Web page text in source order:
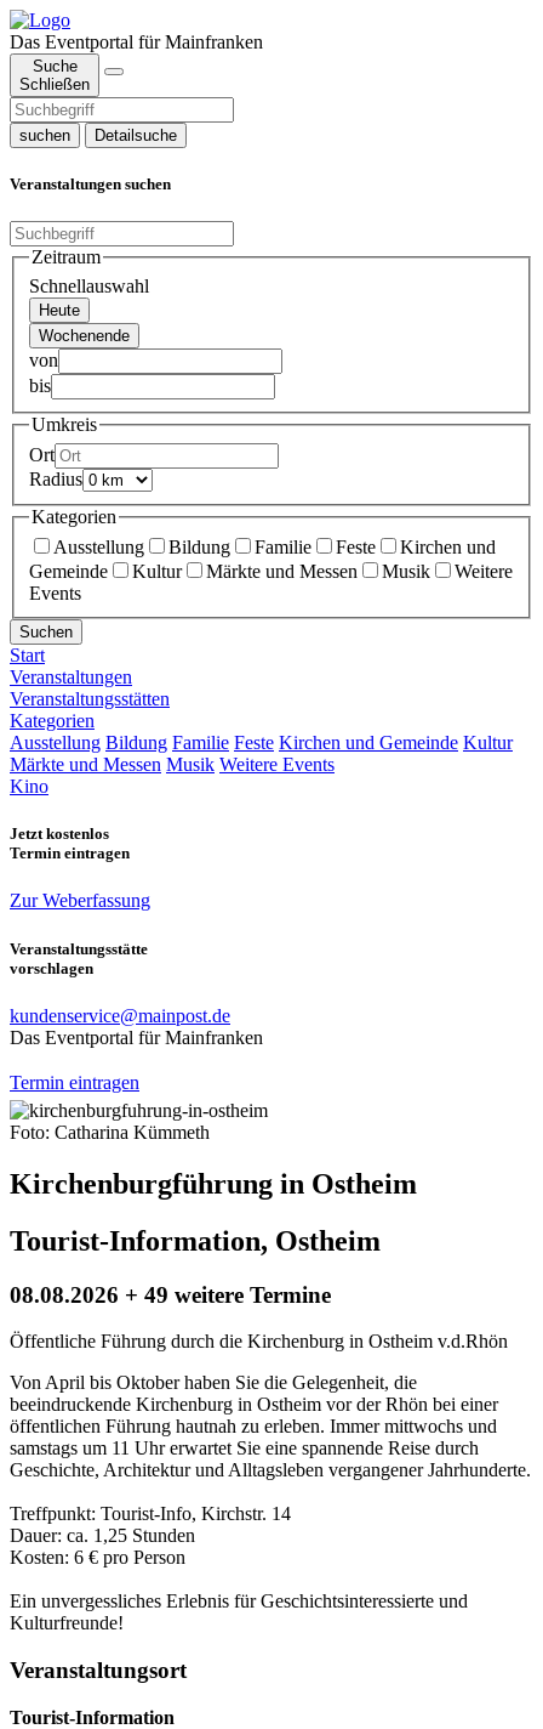
Das Eventportal für Mainfranken
Suche
Schließen
suchen Detailsuche
Veranstaltungen suchen
Zeitraum
Schnellauswahl
Heute
Wochenende
von
bis
Umkreis
Ort
Radius
Kategorien
Ausstellung
Bildung Familie Feste
Kirchen und
Gemeinde
Kultur Märkte und Messen Musik
Weitere
Events
Suchen
Start
Veranstaltungen
Veranstaltungsstätten
Kategorien
Ausstellung Bildung Familie Feste Kirchen und Gemeinde Kultur
Märkte und Messen Musik Weitere Events
Kino
Jetzt kostenlos
Termin eintragen
Zur Weberfassung
Veranstaltungsstätte
vorschlagen
kundenservice@mainpost.de
Das Eventportal für Mainfranken
Termin eintragen
Foto: Catharina Kümmeth
Kirchenburgführung in Ostheim
Tourist-Information, Ostheim
08.08.2026 + 49 weitere Termine
Öffentliche Führung durch die Kirchenburg in Ostheim v.d.Rhön
Von April bis Oktober haben Sie die Gelegenheit, die
beeindruckende Kirchenburg in Ostheim vor der Rhön bei einer
öffentlichen Führung hautnah zu erleben. Immer mittwochs und
samstags um 11 Uhr erwartet Sie eine spannende Reise durch
Geschichte, Architektur und Alltagsleben vergangener Jahrhunderte.
Treffpunkt: Tourist-Info, Kirchstr. 14
Dauer: ca. 1,25 Stunden
Kosten: 6 € pro Person
Ein unvergessliches Erlebnis für Geschichtsinteressierte und
Kulturfreunde!
Veranstaltungsort
Tourist-Information